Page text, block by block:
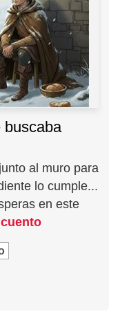
buscaba
al muro para
lo cumple...
en este